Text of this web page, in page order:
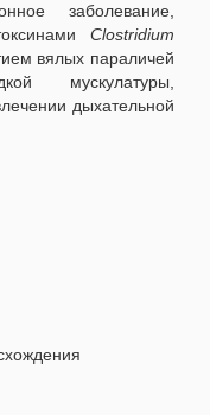
заболевание,
Clostridium
вялых параличей
мускулатуры,
дыхательной